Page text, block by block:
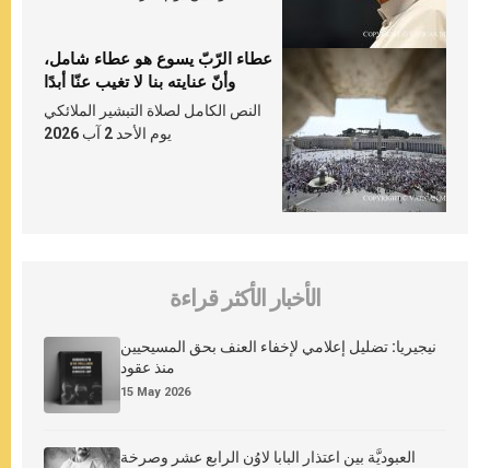
عطاء الرّبّ يسوع هو عطاء شامل،
وأنّ عنايته بنا لا تغيب عنّا أبدًا
النص الكامل لصلاة التبشير الملائكي
يوم الأحد 2 آب 2026
الأخبار الأكثر قراءة
نيجيريا: تضليل إعلامي لإخفاء العنف بحق المسيحيين
منذ عقود
15 May 2026
العبوديَّة بين اعتذار البابا لاوُن الرابع عشر وصرخة